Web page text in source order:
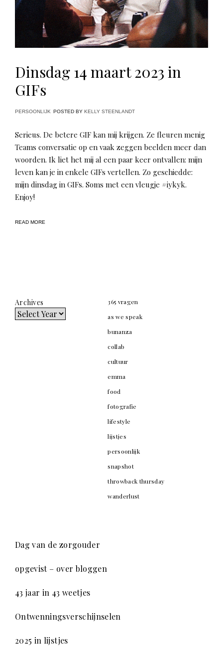
Dinsdag 14 maart 2023 in
GIFs
PERSOONLIJK POSTED BY KELLY STEENLANDT
Serieus. De betere GIF kan mij krijgen. Ze fleuren menig
Teams conversatie op en vaak zeggen beelden meer dan
woorden. Ik liet het mij al een paar keer ontvallen: mijn
leven kan je in enkele GIFs vertellen. Zo geschiedde:
mijn dinsdag in GIFs. Soms met een vleugje #iykyk.
Enjoy!
READ MORE
Archives
365 vragen
as we speak
bunanza
collab
cultuur
emma
food
fotografie
lifestyle
lijstjes
persoonlijk
snapshot
throwback thursday
wanderlust
Dag van de zorgouder
opgevist – over bloggen
43 jaar in 43 weetjes
Ontwenningsverschijnselen
2025 in lijstjes